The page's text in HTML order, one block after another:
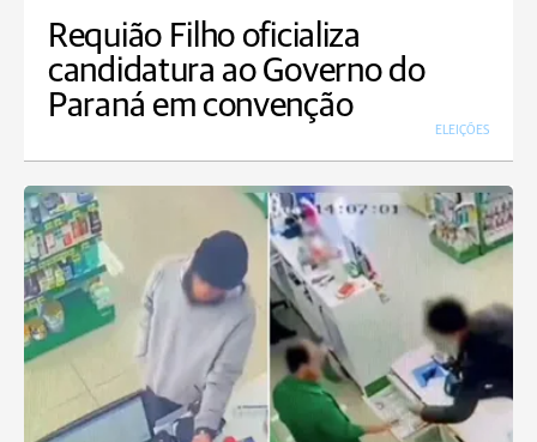
Requião Filho oficializa
candidatura ao Governo do
Paraná em convenção
ELEIÇÕES